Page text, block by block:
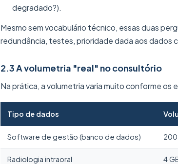
degradado?).
Mesmo sem vocabulário técnico, essas duas
redundância, testes, prioridade dada aos dados
2.3 A volumetria "real" no consultório
Na prática, a volumetria varia muito conforme os
Tipo de dados
Software de gestão (banco de dados) 200
Radiologia intraoral 4